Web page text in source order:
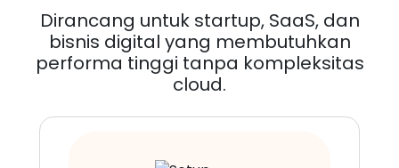
Dirancang untuk startup, SaaS, dan
bisnis digital yang membutuhkan
performa tinggi tanpa kompleksitas
cloud.